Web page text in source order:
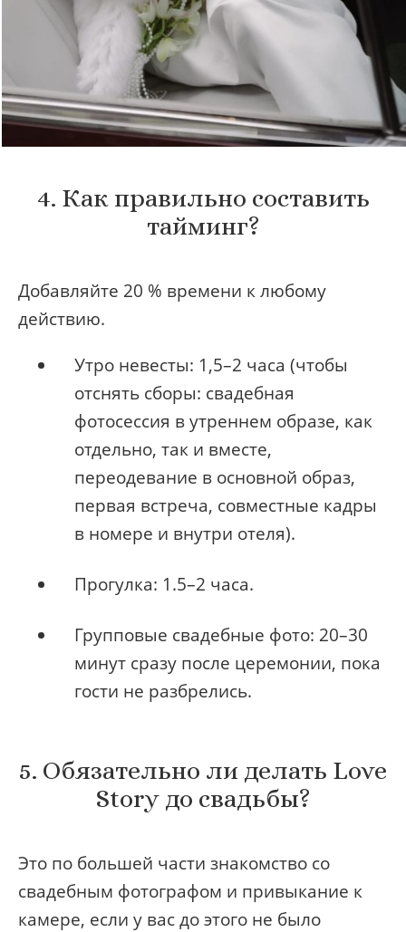
4. Как правильно составить
тайминг?
Добавляйте 20 % времени к любому
действию.
Утро невесты: 1,5–2 часа (чтобы
отснять сборы: свадебная
фотосессия в утреннем образе, как
отдельно, так и вместе,
переодевание в основной образ,
первая встреча, совместные кадры
в номере и внутри отеля).
Прогулка: 1.5–2 часа.
Групповые свадебные фото: 20–30
минут сразу после церемонии, пока
гости не разбрелись.
5. Обязательно ли делать Love
Story до свадьбы?
Это по большей части знакомство со
свадебным фотографом и привыкание к
камере, если у вас до этого не было